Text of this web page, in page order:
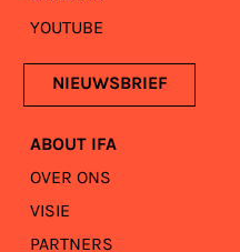
YOUTUBE
NIEUWSBRIEF
ABOUT IFA
OVER ONS
VISIE
PARTNERS